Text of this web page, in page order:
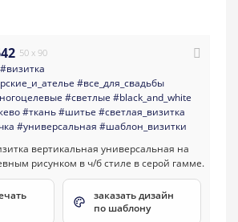
50 x 90
#визитка
#все_для_свадьбы
#светлые #black_and_white
#ткань#шитье #светлая_визитка
#универсальная #шаблон_визитки
заказать дизайн
по шаблону